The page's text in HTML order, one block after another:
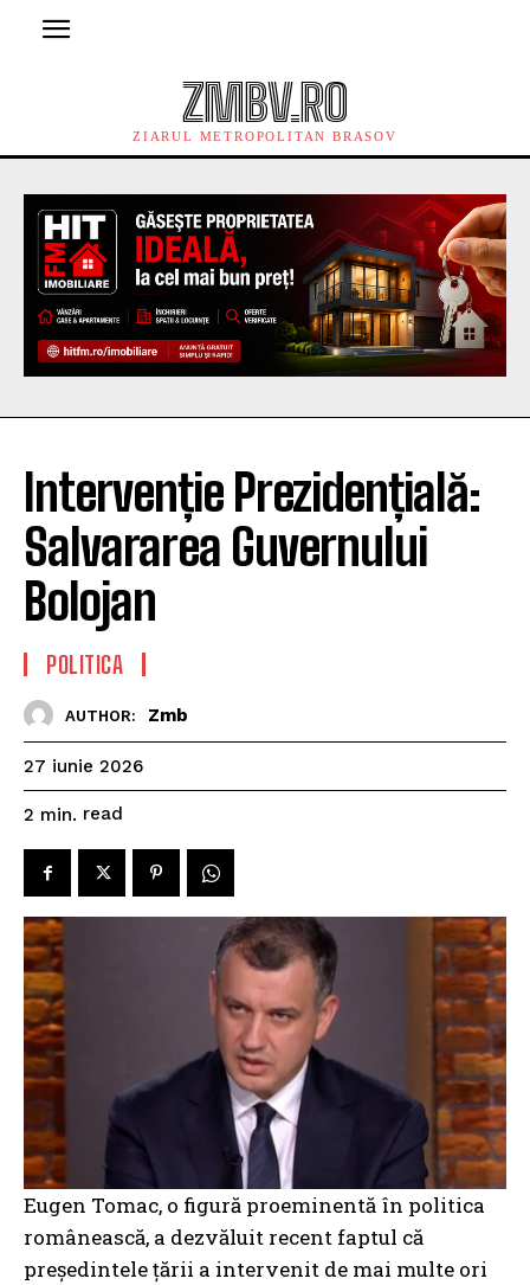
ZMBV.RO
ZIARUL METROPOLITAN BRASOV
Intervenție Prezidențială:
Salvararea Guvernului
Bolojan
POLITICA
AUTHOR: Zmb
27 iunie 2026
2 min. read
Eugen Tomac, o figură proeminentă în politica
românească, a dezvăluit recent faptul că
președintele țării a intervenit de mai multe ori